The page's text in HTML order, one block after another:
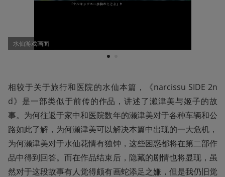
水仙游戏画面
1
相较于关于旅行和医院的水仙本篇，《narcissu SIDE 2n
d》是一部类似于前传的作品，讲述了濑津美与姬子的故
事。为何往返于家中和医院数年的濑津美对于各种车辆和公
路如此了解，为何濑津美可以解决本篇中出现的一大危机，
为何濑津美对于水仙花情有独钟，这些困惑都将在第二部作
品中得到回答。而在作品结束后，隐藏的剧情也将显现，虽
然对于这段故事有人觉得颇有画蛇添足之嫌，但是我仍旧觉